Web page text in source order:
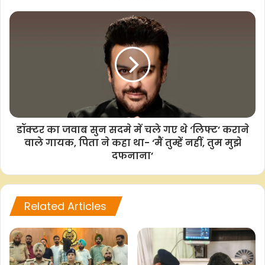
o
o
k
A
p
p
e
r
L
i
n
k
S
h
a
r
e
डॉक्टर का जवाब सुन सदमे में चले गए थे ‘लिफ्ट’ कराने
वाले गायक, पिता ने कहा था- ‘मैं तुम्हें नहीं, तुम मुझे
दफनाना’
Related Articles